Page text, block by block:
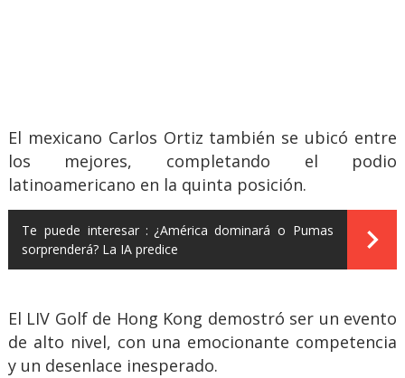
El mexicano Carlos Ortiz también se ubicó entre
los mejores, completando el podio
latinoamericano en la quinta posición.
Te puede interesar : ¿América dominará o Pumas
sorprenderá? La IA predice
El LIV Golf de Hong Kong demostró ser un evento
de alto nivel, con una emocionante competencia
y un desenlace inesperado.